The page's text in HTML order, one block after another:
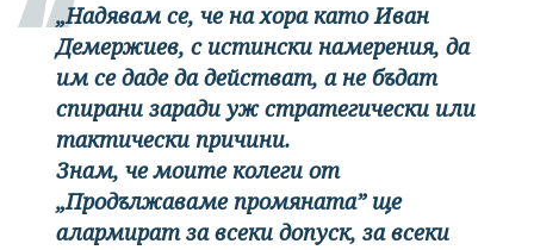
„Надявам се, че на хора като Иван
Демержиев, с истински намерения, да
им се даде да действат, а не бъдат
спирани заради уж стратегически или
тактически причини.
Знам, че моите колеги от
„Продължаваме промяната” ще
алармират за всеки допуск, за всеки